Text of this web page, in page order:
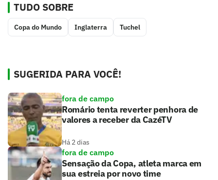
TUDO SOBRE
Copa do Mundo Inglaterra Tuchel
SUGERIDA PARA VOCÊ!
fora de campo
Romário tenta reverter penhora de
valores a receber da CazéTV
Há 2 dias
fora de campo
Sensação da Copa, atleta marca em
sua estreia por novo time